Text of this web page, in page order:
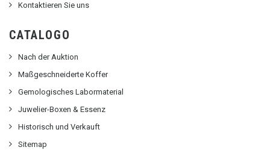
Kontaktieren Sie uns
CATALOGO
Nach der Auktion
Maßgeschneiderte Koffer
Gemologisches Labormaterial
Juwelier-Boxen & Essenz
Historisch und Verkauft
Sitemap